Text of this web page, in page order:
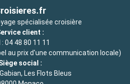
spécialisée croisière
client :
: 04 48 80 11 11
au prix d'une communication locale)
social :
Les Flots Bleus